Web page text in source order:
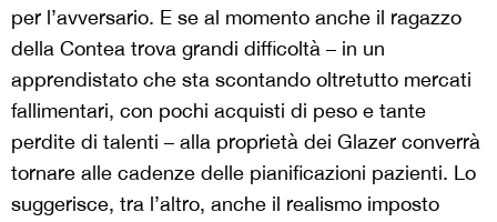
per l’avversario. E se al momento anche il ragazzo
della Contea trova grandi difficoltà – in un
apprendistato che sta scontando oltretutto mercati
fallimentari, con pochi acquisti di peso e tante
perdite di talenti – alla proprietà dei Glazer converrà
tornare alle cadenze delle pianificazioni pazienti. Lo
suggerisce, tra l’altro, anche il realismo imposto